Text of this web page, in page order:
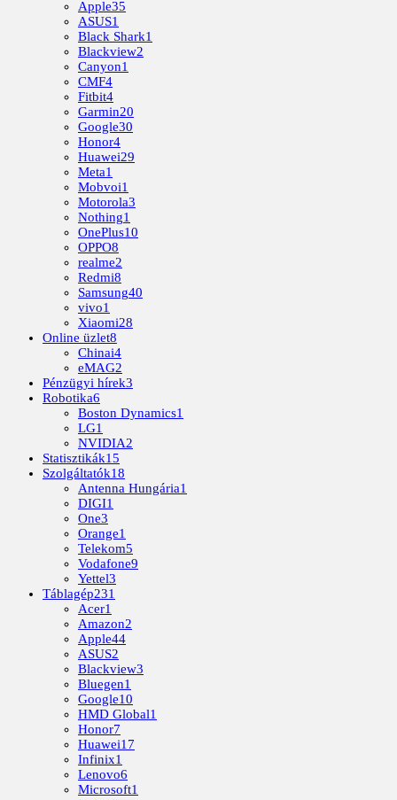
Apple35
ASUS1
Black Shark1
Blackview2
Canyon1
CMF4
Fitbit4
Garmin20
Google30
Honor4
Huawei29
Meta1
Mobvoi1
Motorola3
Nothing1
OnePlus10
OPPO8
realme2
Redmi8
Samsung40
vivo1
Xiaomi28
Online üzlet8
Chinai4
eMAG2
Pénzügyi hírek3
Robotika6
Boston Dynamics1
LG1
NVIDIA2
Statisztikák15
Szolgáltatók18
Antenna Hungária1
DIGI1
One3
Orange1
Telekom5
Vodafone9
Yettel3
Táblagép231
Acer1
Amazon2
Apple44
ASUS2
Blackview3
Bluegen1
Google10
HMD Global1
Honor7
Huawei17
Infinix1
Lenovo6
Microsoft1